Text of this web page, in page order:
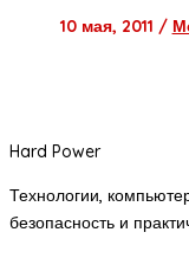
10 мая, 2011 /
Hard Power
Технологии,
безопасность и